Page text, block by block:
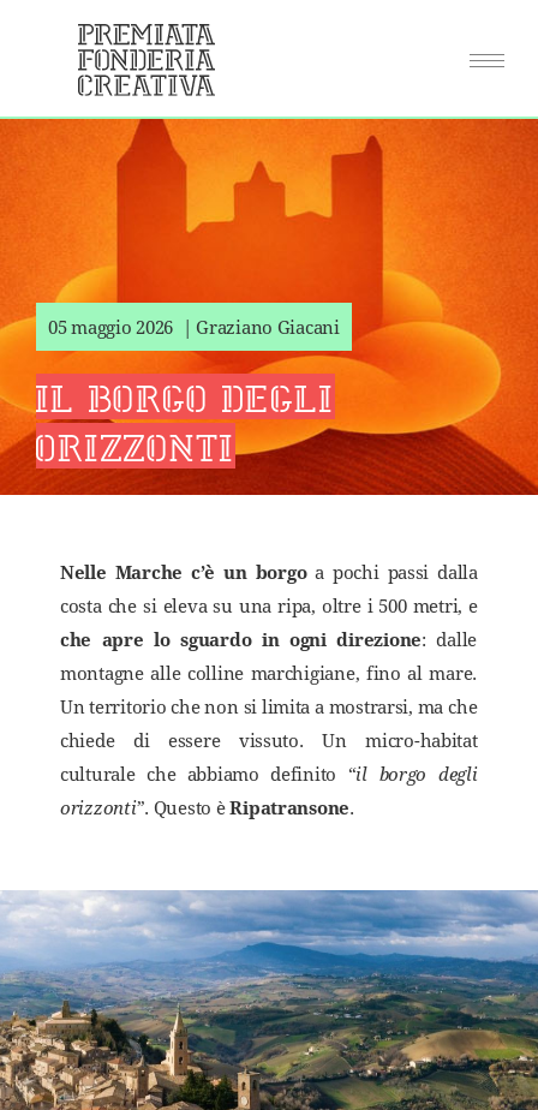
05 maggio 2026 | Graziano Giacani
Il borgo degli
Orizzonti
Nelle Marche c’è un borgoa pochi passi dalla
costa che si eleva su una ripa, oltre i 500 metri, e
che apre lo sguardo in ogni direzione: dalle
montagne alle colline marchigiane, fino al mare.
Un territorio che non si limita a mostrarsi, ma che
chiede di essere vissuto. Un micro-habitat
culturale che abbiamo definito “il borgo degli
orizzonti”. Questo èRipatransone.